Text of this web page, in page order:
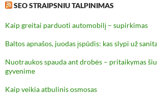
SEO STRAIPSNIU TALPINIMAS
Kaip greitai parduoti automobilį – supirkimas
Baltos apnašos, juodas įspūdis: kas slypi už
Nuotraukos spauda ant drobės – pritaikymas
gyvenime
Kaip veikia atbulinis osmosas